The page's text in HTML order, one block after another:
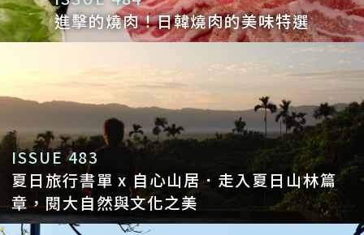
進擊的燒肉！日韓燒肉的美味特選
ISSUE 483
夏日旅行書單 x 自心山居．走入夏日山林篇
章，閱大自然與文化之美